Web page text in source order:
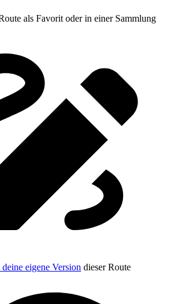
als Favorit oder in einer Sammlung
deine eigene Version dieser Route